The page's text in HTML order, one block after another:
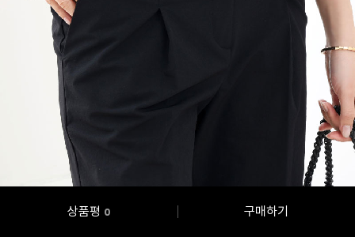
상품평 0 구매하기